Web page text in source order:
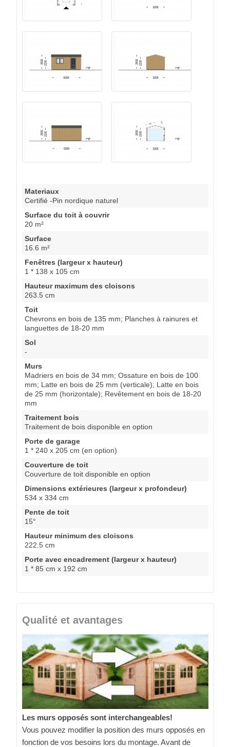
Materiaux
Certifié -Pin nordique naturel
Surface du toit à couvrir
20 m²
Surface
16.6 m²
Fenêtres (largeur x hauteur)
1 * 138 x 105 cm
Hauteur maximum des cloisons
263.5 cm
Toit
Chevrons en bois de 135 mm; Planches à rainures et
languettes de 18-20 mm
Sol
-
Murs
Madriers en bois de 34 mm; Ossature en bois de 100
mm; Latte en bois de 25 mm (verticale); Latte en bois
de 25 mm (horizontale); Revêtement en bois de 18-20
mm
Traitement bois
Traitement de bois disponible en option
Porte de garage
1 * 240 x 205 cm (en option)
Couverture de toit
Couverture de toit disponible en option
Dimensions extérieures (largeur x profondeur)
534 x 334 cm
Pente de toit
15°
Hauteur minimum des cloisons
222.5 cm
Porte avec encadrement (largeur x hauteur)
1 * 85 cm x 192 cm
Qualité et avantages
Les murs opposés sont interchangeables!
Vous pouvez modifier la position des murs opposés en
fonction de vos besoins lors du montage. Avant de